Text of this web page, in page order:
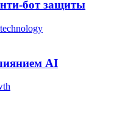
бот защиты
technology
AI